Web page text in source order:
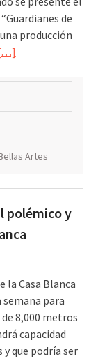
de
producción
Artes
polémico y
la Casa Blanca
para
8,000 metros
capacidad
y que podría ser